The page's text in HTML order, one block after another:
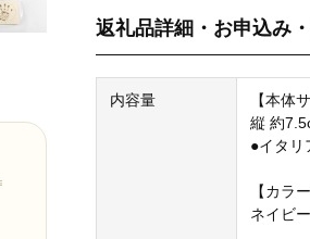
返礼品詳細・お申込み
内容量
【本体
縦 約
●イタリ
【カラー
ネイビー